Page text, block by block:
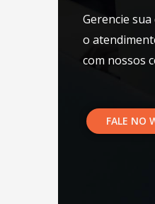
Gerencie
o
com nossos
FALE NO